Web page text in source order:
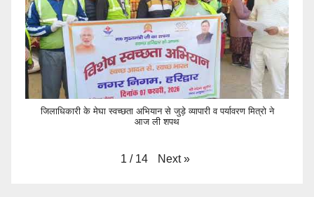
जिलाधिकारी के मेघा स्वच्छता अभियान से जुड़े व्यापारी व पर्यावरण मित्रो ने
आज ली शपथ
1 / 14 Next »